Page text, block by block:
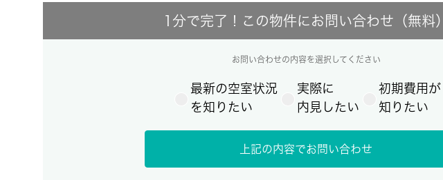
1分で完了！この物件にお問い合わせ（無料）
お問い合わせの内容を選択してください
最新の空室状況
を知りたい
実際に
内見したい
初期費用が
知りたい
上記の内容でお問い合わせ